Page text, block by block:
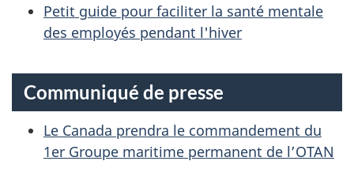
Petit guide pour faciliter la santé mentale
des employés pendant l'hiver
Communiqué de presse
Le Canada prendra le commandement du
1er Groupe maritime permanent de l’OTAN